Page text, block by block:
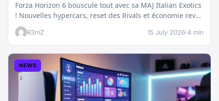
Forza Horizon 6 bouscule tout avec sa MAJ Italian Exotics
! Nouvelles hypercars, reset des Rivals et économie revue
:…
R3mZ 15 July 2026·4 min
NEWS